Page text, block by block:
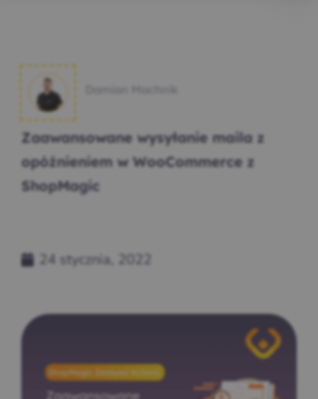
Zaawansowane wysyłanie maila z
opóźnieniem w WooCommerce z
ShopMagic
24 stycznia, 2022